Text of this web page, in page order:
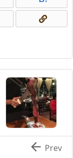
 Prev